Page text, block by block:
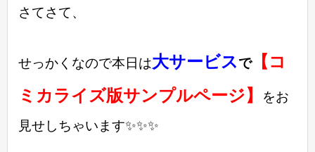
さてさて、
せっかくなので本日は大サービスで【コ
ミカライズ版サンプルページ】
をお
見せしちゃいます✨✨✨